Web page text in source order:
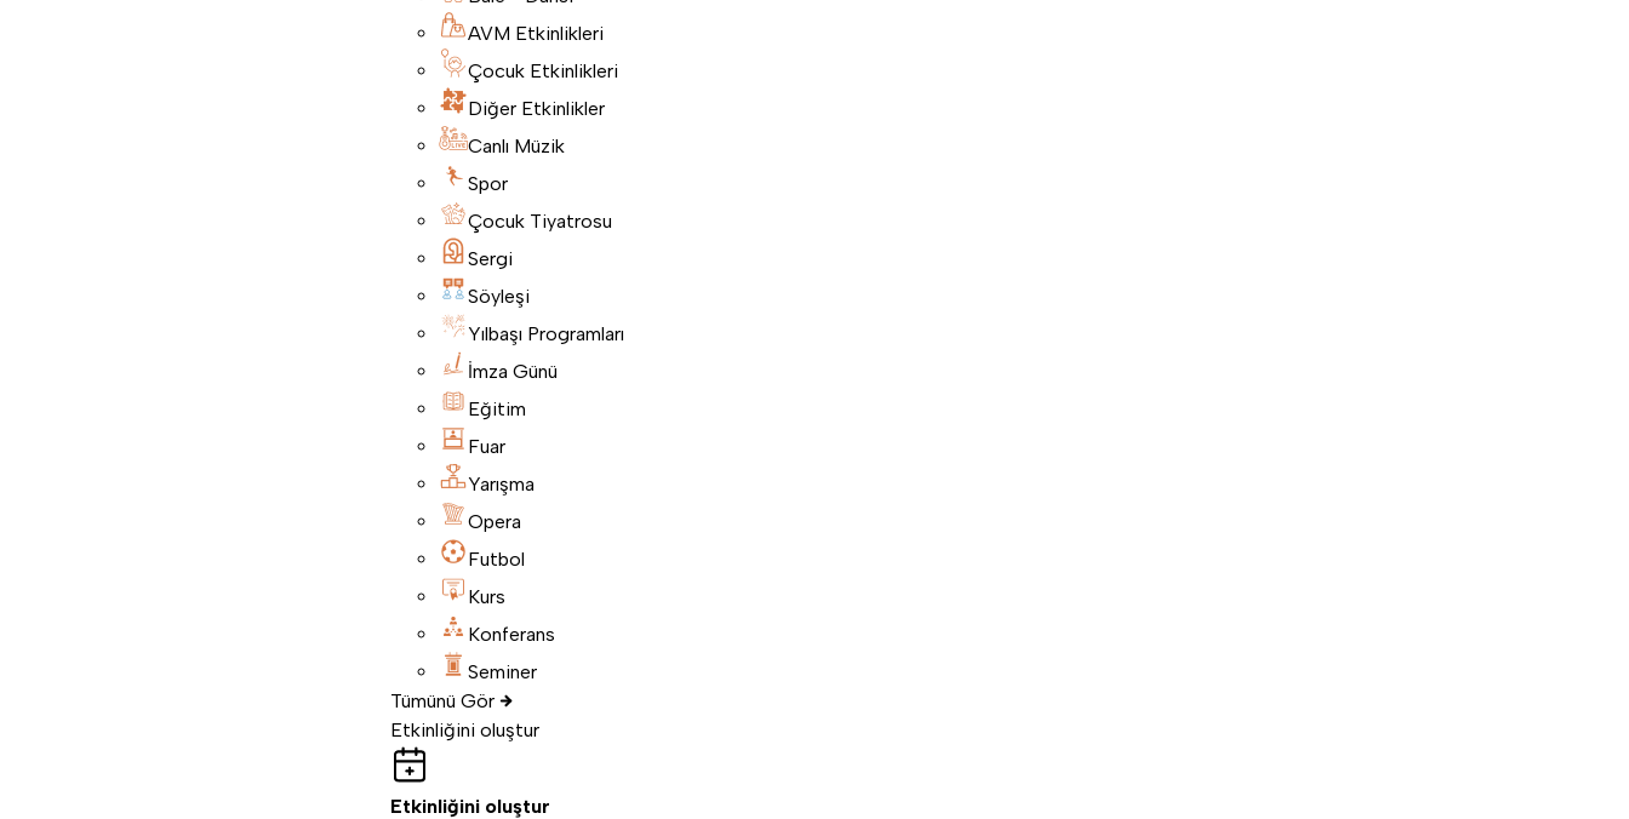
AVM Etkinlikleri
Çocuk Etkinlikleri
Diğer Etkinlikler
Canlı Müzik
Spor
Çocuk Tiyatrosu
Sergi
Söyleşi
Yılbaşı Programları
İmza Günü
Eğitim
Fuar
Yarışma
Opera
Futbol
Kurs
Konferans
Seminer
Tümünü Gör
Etkinliğini oluştur
Etkinliğini oluştur